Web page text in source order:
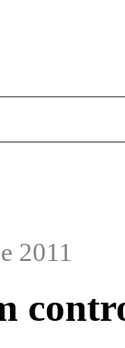
2011